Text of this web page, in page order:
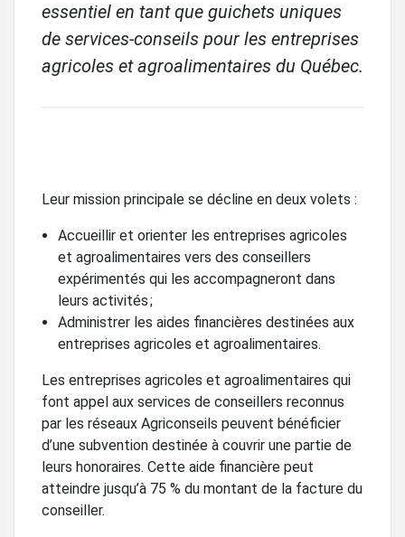
essentiel en tant que guichets uniques
de services-conseils pour les entreprises
agricoles et agroalimentaires du Québec.
Leur mission principale se décline en deux volets :
Accueillir et orienter les entreprises agricoles
et agroalimentaires vers des conseillers
expérimentés qui les accompagneront dans
leurs activités ;
Administrer les aides financières destinées aux
entreprises agricoles et agroalimentaires.
Les entreprises agricoles et agroalimentaires qui
font appel aux services de conseillers reconnus
par les réseaux Agriconseils peuvent bénéficier
d’une subvention destinée à couvrir une partie de
leurs honoraires. Cette aide financière peut
atteindre jusqu’à 75 % du montant de la facture du
conseiller.